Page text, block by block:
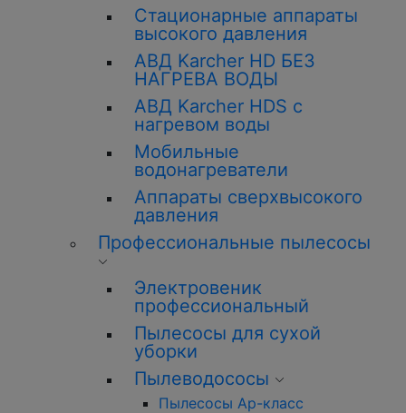
Стационарные аппараты
высокого давления
АВД Karcher HD БЕЗ
НАГРЕВА ВОДЫ
АВД Karcher HDS с
нагревом воды
Мобильные
водонагреватели
Аппараты сверхвысокого
давления
Профессиональные пылесосы
Электровеник
профессиональный
Пылесосы для сухой
уборки
Пылеводососы
Пылесосы Ар-класс